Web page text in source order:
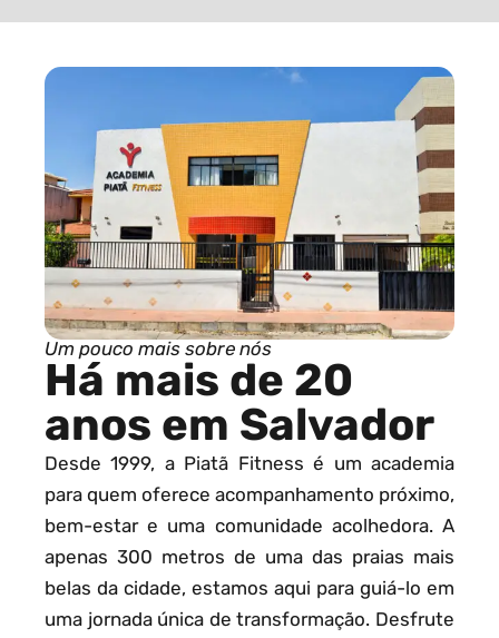
Um pouco mais sobre nós
Há mais de 20
anos em Salvador
Desde 1999, a Piatã Fitness é um academia
para quem oferece acompanhamento próximo,
bem-estar e uma comunidade acolhedora. A
apenas 300 metros de uma das praias mais
belas da cidade, estamos aqui para guiá-lo em
uma jornada única de transformação. Desfrute